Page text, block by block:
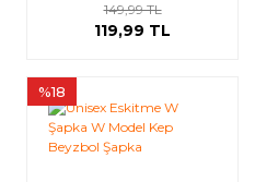
149,99 TL
119,99 TL
%18